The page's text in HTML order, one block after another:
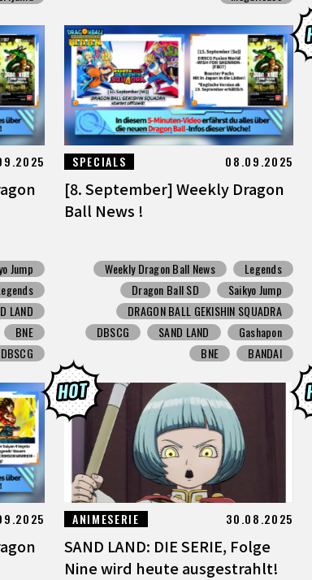
Jump
LAND
BNE
DBSCG
SPECIALS 08.09.2025
[8. September] Weekly Dragon
Ball News !
Weekly Dragon Ball News
Legends
Dragon Ball SD
Saikyo Jump
DRAGON BALL GEKISHIN SQUADRA
DBSCG
SAND LAND
Gashapon
BNE
BANDAI
ANIMESERIE 30.08.2025
SAND LAND: DIE SERIE, Folge
Nine wird heute ausgestrahlt!